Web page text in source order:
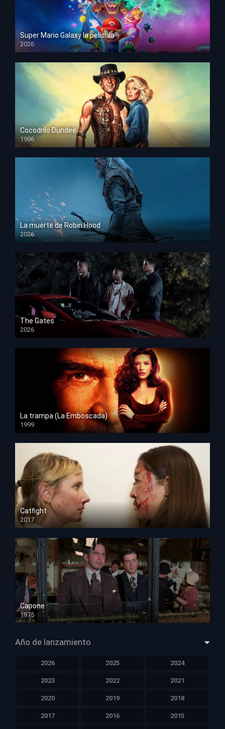
Super Mario Galaxy la película
2026
HD 1080p
Cocodrilo Dundee
1986
HD 1080p
La muerte de Robin Hood
2026
HD 1080p
The Gates
2026
HD 1080p
La trampa (La Emboscada)
1999
HD 1080p
Catfight
2017
HD 720p
Capone
1975
HD 1080p
Año de lanzamiento
2026 2025 2024
2023 2022 2021
2020 2019 2018
2017 2016 2015